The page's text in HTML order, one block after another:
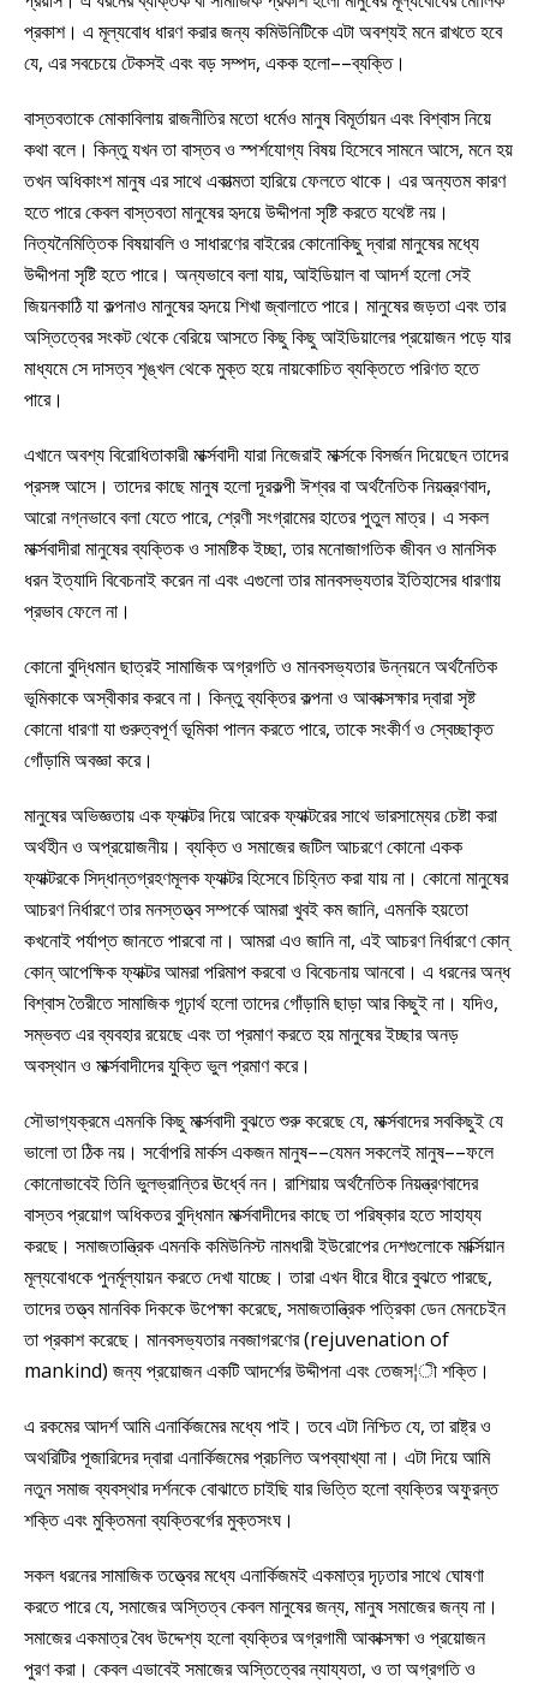
প্রকাশ। এ মূল্যবোধ ধারণ করার জন্য কমিউনিটিকে এটা অবশ্যই মনে রাখতে হবে
যে, এর সবচেয়ে টেকসই এবং বড় সম্পদ, একক হলো––ব্যক্তি।
বাস্তবতাকে মোকাবিলায় রাজনীতির মতো ধর্মেও মানুষ বিমূর্তায়ন এবং বিশ্বাস নিয়ে
কথা বলে। কিন্তু যখন তা বাস্তব ও স্পর্শযোগ্য বিষয় হিসেবে সামনে আসে, মনে হয়
তখন অধিকাংশ মানুষ এর সাথে একাত্মতা হারিয়ে ফেলতে থাকে। এর অন্যতম কারণ
হতে পারে কেবল বাস্তবতা মানুষের হৃদয়ে উদ্দীপনা সৃষ্টি করতে যথেষ্ট নয়।
নিত্যনৈমিত্তিক বিষয়াবলি ও সাধারণের বাইরের কোনোকিছু দ্বারা মানুষের মধ্যে
উদ্দীপনা সৃষ্টি হতে পারে। অন্যভাবে বলা যায়, আইডিয়াল বা আদর্শ হলো সেই
জিয়নকাঠি যা কল্পনাও মানুষের হৃদয়ে শিখা জ্বালাতে পারে। মানুষের জড়তা এবং তার
অস্তিত্বের সংকট থেকে বেরিয়ে আসতে কিছু কিছু আইডিয়ালের প্রয়োজন পড়ে যার
মাধ্যমে সে দাসত্ব শৃঙ্খল থেকে মুক্ত হয়ে নায়কোচিত ব্যক্তিতে পরিণত হতে
পারে।
এখানে অবশ্য বিরোধিতাকারী মার্ক্সবাদী যারা নিজেরাই মার্ক্সকে বিসর্জন দিয়েছেন তাদের
প্রসঙ্গ আসে। তাদের কাছে মানুষ হলো দূরকল্পী ঈশ্বর বা অর্থনৈতিক নিয়ন্ত্রণবাদ,
আরো নগ্নভাবে বলা যেতে পারে, শ্রেণী সংগ্রামের হাতের পুতুল মাত্র। এ সকল
মার্ক্সবাদীরা মানুষের ব্যক্তিক ও সামষ্টিক ইচ্ছা, তার মনোজাগতিক জীবন ও মানসিক
ধরন ইত্যাদি বিবেচনাই করেন না এবং এগুলো তার মানবসভ্যতার ইতিহাসের ধারণায়
প্রভাব ফেলে না।
কোনো বুদ্ধিমান ছাত্রই সামাজিক অগ্রগতি ও মানবসভ্যতার উন্নয়নে অর্থনৈতিক
ভূমিকাকে অস্বীকার করবে না। কিন্তু ব্যক্তির কল্পনা ও আকাক্সক্ষার দ্বারা সৃষ্ট
কোনো ধারণা যা গুরুত্বপূর্ণ ভূমিকা পালন করতে পারে, তাকে সংকীর্ণ ও স্বেচ্ছাকৃত
গোঁড়ামি অবজ্ঞা করে।
মানুষের অভিজ্ঞতায় এক ফ্যাক্টর দিয়ে আরেক ফ্যাক্টরের সাথে ভারসাম্যের চেষ্টা করা
অর্থহীন ও অপ্রয়োজনীয়। ব্যক্তি ও সমাজের জটিল আচরণে কোনো একক
ফ্যাক্টরকে সিদ্ধান্তগ্রহণমূলক ফ্যাক্টর হিসেবে চিহ্নিত করা যায় না। কোনো মানুষের
আচরণ নির্ধারণে তার মনস্তত্ত্ব সম্পর্কে আমরা খুবই কম জানি, এমনকি হয়তো
কখনোই পর্যাপ্ত জানতে পারবো না। আমরা এও জানি না, এই আচরণ নির্ধারণে কোন্
কোন্ আপেক্ষিক ফ্যাক্টর আমরা পরিমাপ করবো ও বিবেচনায় আনবো। এ ধরনের অন্ধ
বিশ্বাস তৈরীতে সামাজিক গূঢ়ার্থ হলো তাদের গোঁড়ামি ছাড়া আর কিছুই না। যদিও,
সম্ভবত এর ব্যবহার রয়েছে এবং তা প্রমাণ করতে হয় মানুষের ইচ্ছার অনড়
অবস্থান ও মার্ক্সবাদীদের যুক্তি ভুল প্রমাণ করে।
সৌভাগ্যক্রমে এমনকি কিছু মার্ক্সবাদী বুঝতে শুরু করেছে যে, মার্ক্সবাদের সবকিছুই যে
ভালো তা ঠিক নয়। সর্বোপরি মার্কস একজন মানুষ––যেমন সকলেই মানুষ––ফলে
কোনোভাবেই তিনি ভুলভ্রান্তির ঊর্ধ্বে নন। রাশিয়ায় অর্থনৈতিক নিয়ন্ত্রণবাদের
বাস্তব প্রয়োগ অধিকতর বুদ্ধিমান মার্ক্সবাদীদের কাছে তা পরিষ্কার হতে সাহায্য
করছে। সমাজতান্ত্রিক এমনকি কমিউনিস্ট নামধারী ইউরোপের দেশগুলোকে মার্ক্সিয়ান
মূল্যবোধকে পুনর্মূল্যায়ন করতে দেখা যাচ্ছে। তারা এখন ধীরে ধীরে বুঝতে পারছে,
তাদের তত্ত্ব মানবিক দিককে উপেক্ষা করেছে, সমাজতান্ত্রিক পত্রিকা ডেন মেনচেইন
তা প্রকাশ করেছে। মানবসভ্যতার নবজাগরণের (rejuvenation of
mankind) জন্য প্রয়োজন একটি আদর্শের উদ্দীপনা এবং তেজস¦ী শক্তি।
এ রকমের আদর্শ আমি এনার্কিজমের মধ্যে পাই। তবে এটা নিশ্চিত যে, তা রাষ্ট্র ও
অথরিটির পূজারিদের দ্বারা এনার্কিজমের প্রচলিত অপব্যাখ্যা না। এটা দিয়ে আমি
নতুন সমাজ ব্যবস্থার দর্শনকে বোঝাতে চাইছি যার ভিত্তি হলো ব্যক্তির অফুরন্ত
শক্তি এবং মুক্তিমনা ব্যক্তিবর্গের মুক্তসংঘ।
সকল ধরনের সামাজিক তত্ত্বের মধ্যে এনার্কিজমই একমাত্র দৃঢ়তার সাথে ঘোষণা
করতে পারে যে, সমাজের অস্তিত্ব কেবল মানুষের জন্য, মানুষ সমাজের জন্য না।
সমাজের একমাত্র বৈধ উদ্দেশ্য হলো ব্যক্তির অগ্রগামী আকাক্সক্ষা ও প্রয়োজন
পুরণ করা। কেবল এভাবেই সমাজের অস্তিত্বের ন্যায্যতা, ও তা অগ্রগতি ও